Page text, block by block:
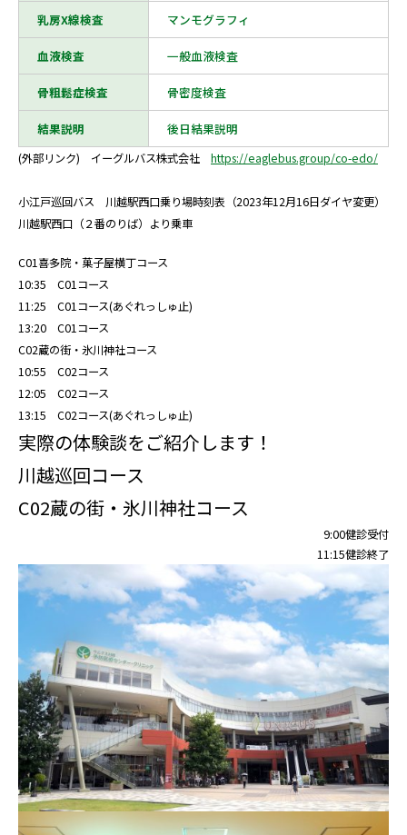
乳房X線検査 マンモグラフィ
血液検査 一般血液検査
骨粗鬆症検査 骨密度検査
結果説明 後日結果説明
(外部リンク) イーグルバス株式会社 https://eaglebus.group/co-edo/
小江戸巡回バス 川越駅西口乗り場時刻表（2023年12月16日ダイヤ変更）
川越駅西口（２番のりば）より乗車
C01喜多院・菓子屋横丁コース
10:35 C01コース
11:25 C01コース(あぐれっしゅ止)
13:20 C01コース
C02蔵の街・氷川神社コース
10:55 C02コース
12:05 C02コース
13:15 C02コース(あぐれっしゅ止)
実際の体験談をご紹介します！
川越巡回コース
C02蔵の街・氷川神社コース
9:00健診受付
11:15健診終了